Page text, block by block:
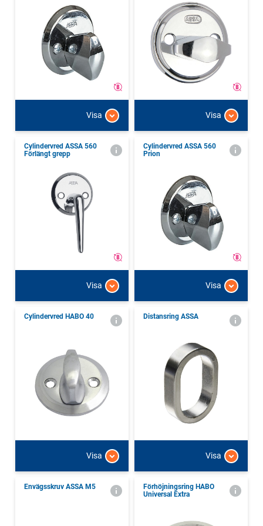
Visa Visa
Cylindervred ASSA 560
Förlängt grepp
Visa
Cylindervred ASSA 560
Prion
Visa
Cylindervred HABO 40
Visa
Distansring ASSA
Visa
Envägsskruv ASSA M5
Förhöjningsring HABO
Universal Extra